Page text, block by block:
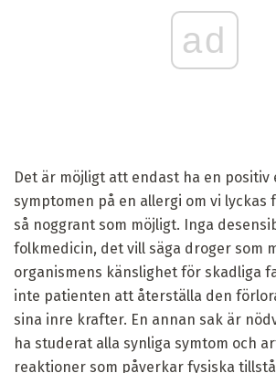
ad
Det är möjligt att endast ha en positiv
symptomen på en allergi om vi lyckas
så noggrant som möjligt. Inga
folkmedicin, det vill säga droger som
organismens känslighet för skadliga
inte patienten att återställa den
sina inre krafter. En annan sak är
ha studerat alla synliga symtom och
reaktioner som påverkar fysiska